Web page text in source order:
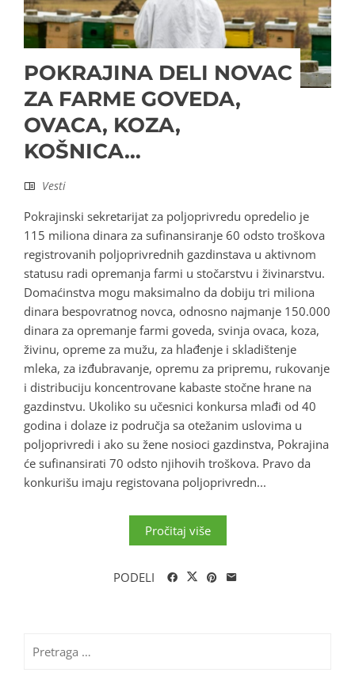
POKRAJINA DELI NOVAC
ZA FARME GOVEDA,
OVACA, KOZA,
KOŠNICA…
Vesti
Pokrajinski sekretarijat za poljoprivredu opredelio je
115 miliona dinara za sufinansiranje 60 odsto troškova
registrovanih poljoprivrednih gazdinstava u aktivnom
statusu radi opremanja farmi u stočarstvu i živinarstvu.
Domaćinstva mogu maksimalno da dobiju tri miliona
dinara bespovratnog novca, odnosno najmanje 150.000
dinara za opremanje farmi goveda, svinja ovaca, koza,
živinu, opreme za mužu, za hlađenje i skladištenje
mleka, za izđubravanje, opremu za pripremu, rukovanje
i distribuciju koncentrovane kabaste stočne hrane na
gazdinstvu. Ukoliko su učesnici konkursa mlađi od 40
godina i dolaze iz područja sa otežanim uslovima u
poljoprivredi i ako su žene nosioci gazdinstva, Pokrajina
će sufinansirati 70 odsto njihovih troškova. Pravo da
konkurišu imaju registovana poljoprivredn...
Pročitaj više
PODELI
za: